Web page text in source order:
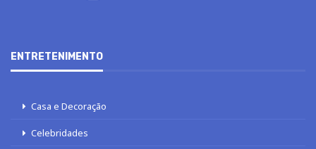
ENTRETENIMENTO
Casa e Decoração
Celebridades